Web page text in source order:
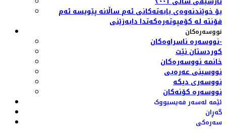
بۆ خوێندنەوەی بابەتەکانی ئەم ساڵانە پێویسە ئەم
فۆنتە لە کۆمپوتەرەکەتدا دابەزێنی
نووسەرەکان
نووسەرە ناسراوەکان-
کوردستان نێت
خانمە نووسەرەکان
نووسینی عەرەبی
نووسەری دیکە
نووسەرە کۆنەکان
ئێمە لەسەر فەیسبووک
گەڕان
سەرەکی